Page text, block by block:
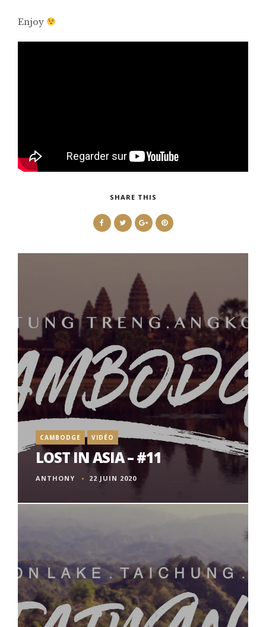
Enjoy
SHARE THIS
CAMBODGE VIDÉO
LOST IN ASIA – #11
ANTHONY 22 JUIN 2020